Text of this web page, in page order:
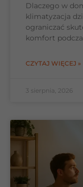
Dlaczego w
klimatyzacja
ograniczać
komfort
CZYTAJ WIĘCEJ »
3 sierpnia, 2026